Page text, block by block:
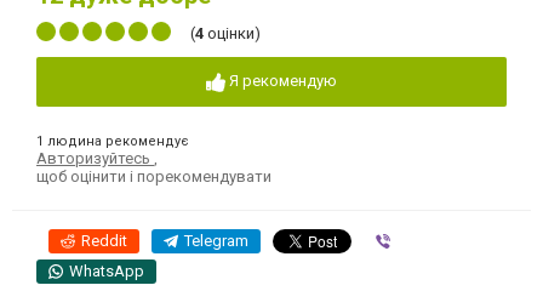
(4 оцінки)
Я рекомендую
1 людина рекомендує
Авторизуйтесь
щоб оцінити і порекомендувати
Reddit Telegram
WhatsApp